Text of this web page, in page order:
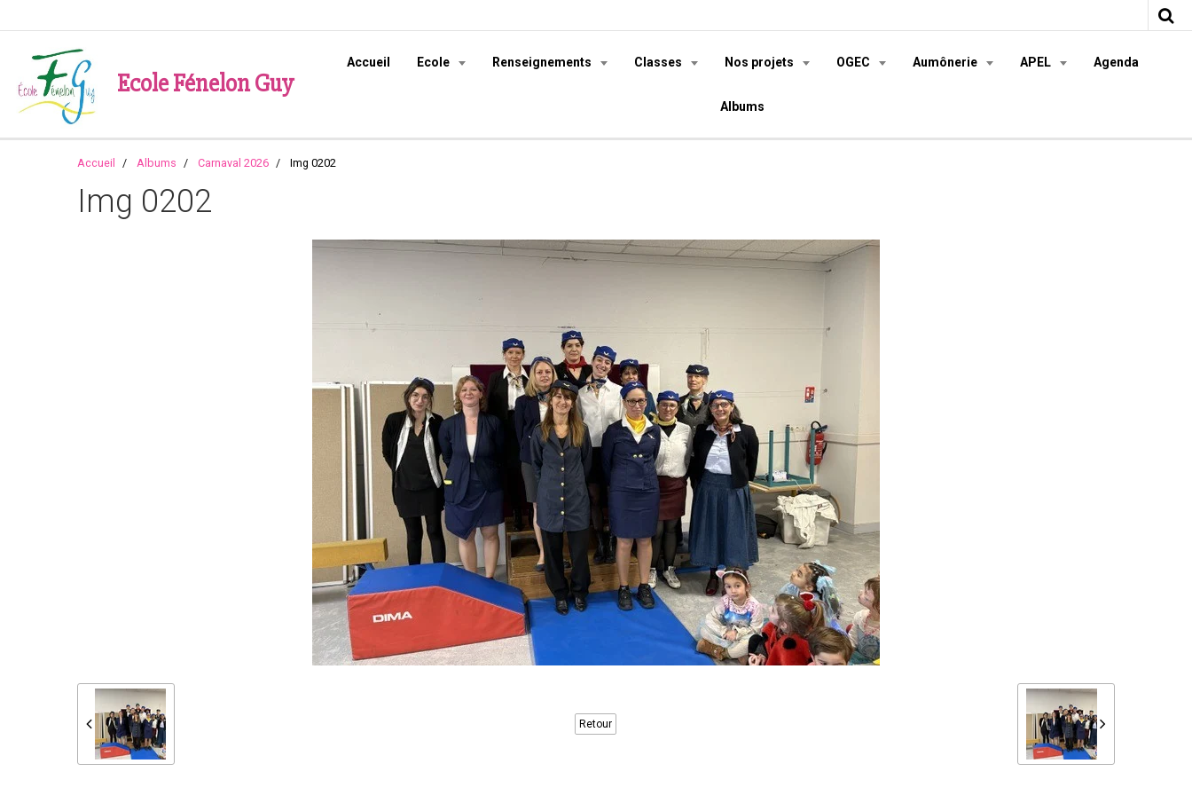
Ecole Fénelon Guy
Accueil Ecole Renseignements Classes Nos projets OGEC Aumônerie APEL Agenda
Albums
Accueil Albums Carnaval 2026 Img 0202
Img 0202
Retour